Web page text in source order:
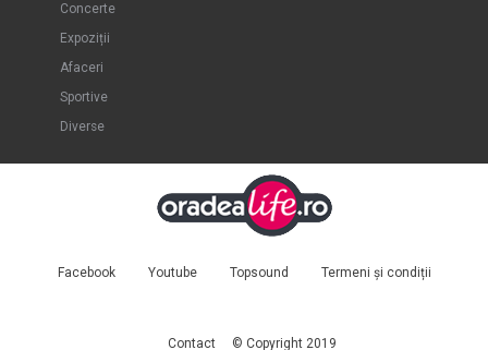
Concerte
Expoziții
Afaceri
Sportive
Diverse
Facebook Youtube Topsound Termeni și condiții
Contact © Copyright 2019